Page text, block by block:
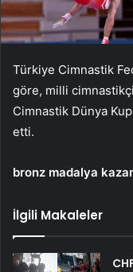
Türkiye Cimnastik
göre, milli
Cimnastik Dünya
etti.
bronz madalya
İlgili Makaleler